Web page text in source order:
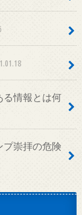
情報とは何
崇拝の危険